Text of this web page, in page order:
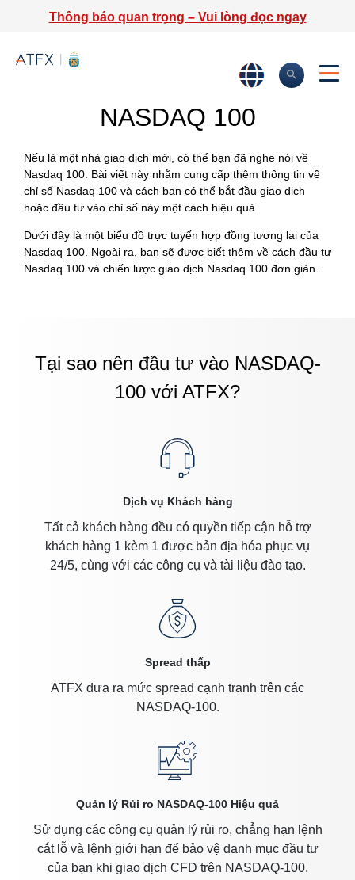
Thông báo quan trọng – Vui lòng đọc ngay
NASDAQ 100
Nếu là một nhà giao dịch mới, có thể bạn đã nghe nói về
Nasdaq 100. Bài viết này nhằm cung cấp thêm thông tin về
chỉ số Nasdaq 100 và cách bạn có thể bắt đầu giao dịch
hoặc đầu tư vào chỉ số này một cách hiệu quả.
Dưới đây là một biểu đồ trực tuyến hợp đồng tương lai của
Nasdaq 100. Ngoài ra, bạn sẽ được biết thêm về cách đầu tư
Nasdaq 100 và chiến lược giao dịch Nasdaq 100 đơn giản.
Tại sao nên đầu tư vào NASDAQ-
100 với ATFX?
Dịch vụ Khách hàng
Tất cả khách hàng đều có quyền tiếp cận hỗ trợ
khách hàng 1 kèm 1 được bản địa hóa phục vụ
24/5, cùng với các công cụ và tài liệu đào tạo.
Spread thấp
ATFX đưa ra mức spread cạnh tranh trên các
NASDAQ-100.
Quản lý Rủi ro NASDAQ-100 Hiệu quả
Sử dụng các công cụ quản lý rủi ro, chẳng hạn lệnh
cắt lỗ và lệnh giới hạn để bảo vệ danh mục đầu tư
của bạn khi giao dịch CFD trên NASDAQ-100.